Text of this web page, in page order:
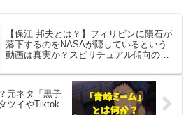
【保江 邦夫とは？】フィリピンに隕石が
落下するのをNASAが隠しているという
動画は真実か？スピリチュアル傾向の保
式）」とは？2025年7月の予言とは何か
元ネタ「黒子
ツイやTiktok